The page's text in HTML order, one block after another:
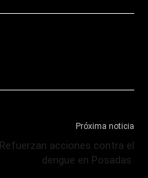
Próxima noticia
Refuerzan acciones contra el
dengue en Posadas